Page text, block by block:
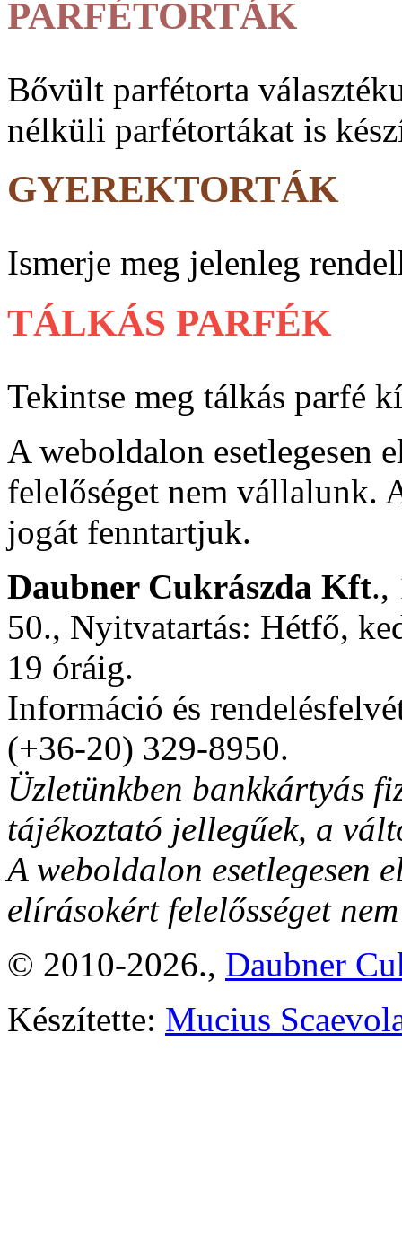
PARFÉTORTÁK
Bővült parfé­torta
nélküli parfé­tortákat is
GYEREKTORTÁK
Ismerje meg jelenleg
TÁLKÁS PARFÉK
Tekintse meg tálkás parfé
A weboldalon esetlegesen
felelőséget nem vállalunk.
jogát fenntartjuk.
Daubner Cukrászda Kft.,
50., Nyitvatartás: Hétfő,
19 óráig.
Információ és
(+36-20) 329-8950.
Üzletünkben bankkártyás
tájékoztató jellegűek, a
A weboldalon esetlegesen
elírásokért felelősséget
© 2010-2026., Daubner
Készítette: Mucius